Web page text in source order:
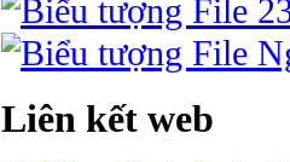
Liên kết web